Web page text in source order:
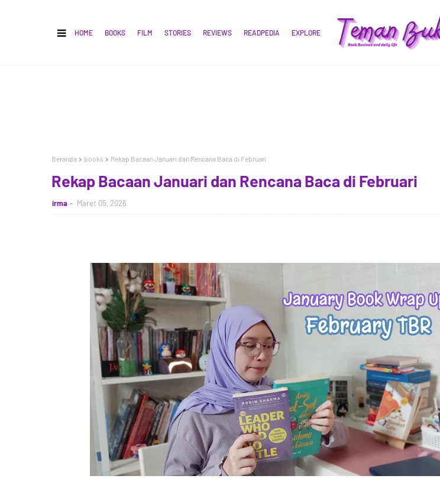
HOME BOOKS FILM STORIES REVIEWS READPEDIA EXPLORE
Beranda books Rekap Bacaan Januari dan Rencana Baca di Februari
Rekap Bacaan Januari dan Rencana Baca di Februari
irma Maret 05, 2026